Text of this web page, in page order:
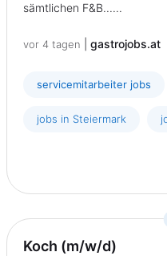
sämtlichen F&B......
vor 4 tagen gastrojobs.at
servicemitarbeiter jobs
jobs in Steiermark
Koch (m/w/d)